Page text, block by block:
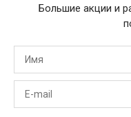
Большие акции и